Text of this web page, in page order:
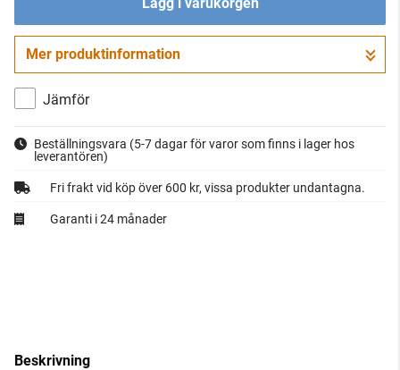
Gå till kassan
Mer produktinformation
Jämför
Beställningsvara (5-7 dagar för varor som finns i lager hos
leverantören)
Fri frakt vid köp över 600 kr, vissa produkter undantagna.
Garanti i 24 månader
Beskrivning